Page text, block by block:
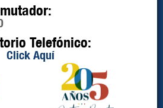
Telefónico:
Click Aquí